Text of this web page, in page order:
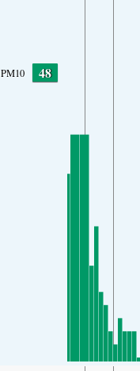
PM10 48